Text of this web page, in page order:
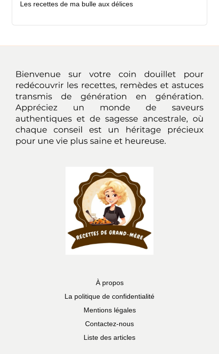
Les recettes de ma bulle aux délices
À propos
La politique de confidentialité
Mentions légales
Contactez-nous
Liste des articles